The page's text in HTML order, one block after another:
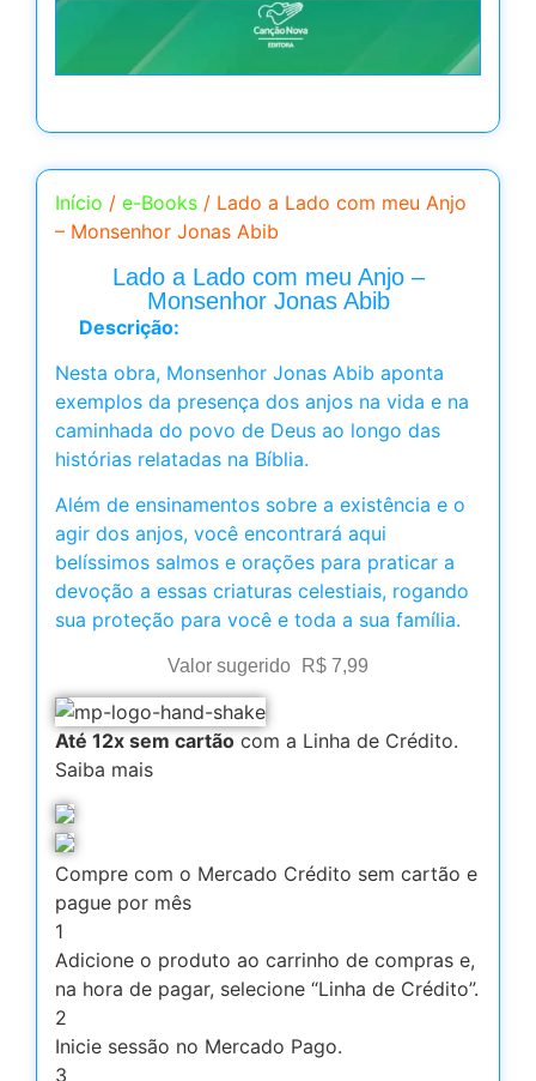
Início / e-Books / Lado a Lado com meu Anjo
– Monsenhor Jonas Abib
Lado a Lado com meu Anjo –
Monsenhor Jonas Abib
Descrição:
Nesta obra, Monsenhor Jonas Abib aponta
exemplos da presença dos anjos na vida e na
caminhada do povo de Deus ao longo das
histórias relatadas na Bíblia.
Além de ensinamentos sobre a existência e o
agir dos anjos, você encontrará aqui
belíssimos salmos e orações para praticar a
devoção a essas criaturas celestiais, rogando
sua proteção para você e toda a sua família.
Valor sugerido R$ 7,99
Até 12x sem cartão com a Linha de Crédito.
Saiba mais
Compre com o Mercado Crédito sem cartão e
pague por mês
1
Adicione o produto ao carrinho de compras e,
na hora de pagar, selecione “Linha de Crédito”.
2
Inicie sessão no Mercado Pago.
3